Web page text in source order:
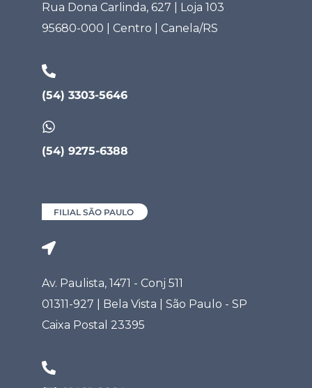
Rua Dona Carlinda, 627 | Loja 103
95680-000 | Centro | Canela/RS
(54) 3303-5646
(54) 9275-6388
FILIAL SÃO PAULO
Av. Paulista, 1471 - Conj 511
01311-927 | Bela Vista | São Paulo - SP
Caixa Postal 23395